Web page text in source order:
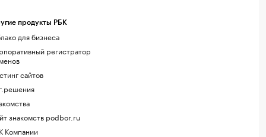
продукты РБК
для бизнеса
регистратор
сайтов
знакомств podbor.ru
Компании